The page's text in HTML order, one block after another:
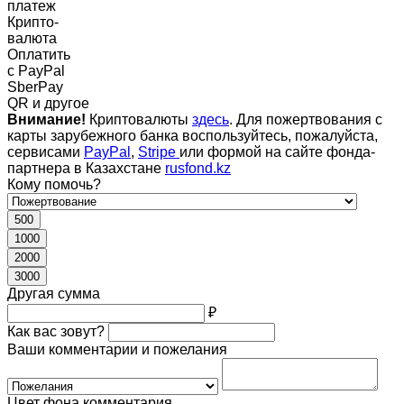
платеж
Крипто-
валюта
Оплатить
c PayPal
SberPay
QR и другое
Внимание! Криптовалюты здесь. Для пожертвования с
карты зарубежного банка воспользуйтесь, пожалуйста,
сервисами PayPal , Stripe или формой на сайте фонда-
партнера в Казахстане rusfond.kz
Кому помочь?
500
1000
2000
3000
Другая сумма
₽
Как вас зовут?
Ваши комментарии и пожелания